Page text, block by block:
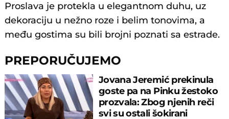
Proslava je protekla u elegantnom duhu, uz
dekoraciju u nežno roze i belim tonovima, a
među gostima su bili brojni poznati sa estrade.
PREPORUČUJEMO
Jovana Jeremić prekinula
goste pa na Pinku žestoko
prozvala: Zbog njenih reči
svi su ostali šokirani